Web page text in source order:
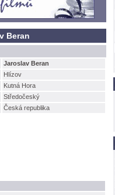
Beran
Jaroslav Beran
Hlízov
Kutná Hora
Středočeský
Česká republika